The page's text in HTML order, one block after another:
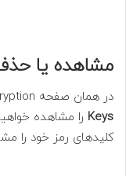
مشاهده یا
در همان صفحه Encryption اگر کمی اسکرول نمایید بخش
Keys را مشاهده
کلیدهای رمز خود را